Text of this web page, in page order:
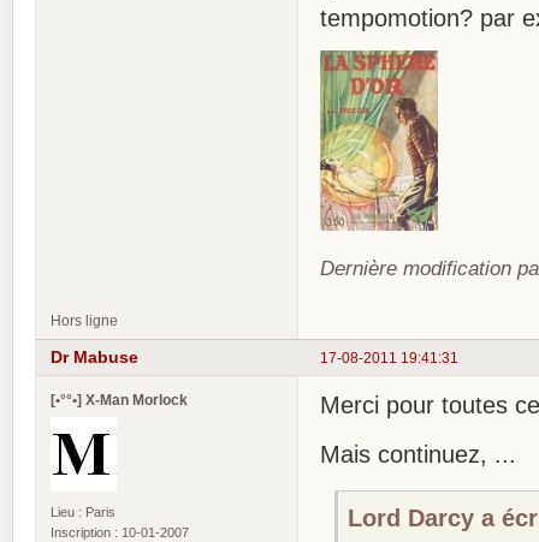
tempomotion? par
Dernière modification
Hors ligne
17-08-2011 19:41:31
Dr Mabuse
[•°°•] X-Man Morlock
Lieu : Paris
Inscription : 10-01-2007
Merci pour toutes
Mais continuez, ...
Lord Darcy a